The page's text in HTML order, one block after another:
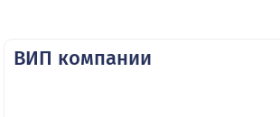
ВИП компании